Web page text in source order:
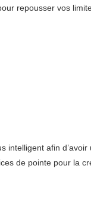
repousser vos
intelligent afin
de pointe pour la